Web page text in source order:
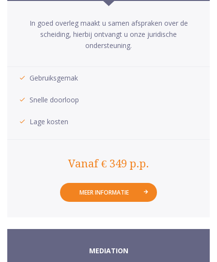
In goed overleg maakt u samen afspraken over de
scheiding, hierbij ontvangt u onze juridische
ondersteuning.
Gebruiksgemak
Snelle doorloop
Lage kosten
Vanaf € 349 p.p.
MEER INFORMATIE
MEDIATION